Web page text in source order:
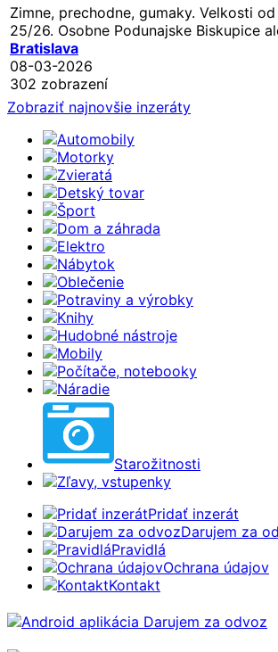
Zimne, prechodne, gumaky. Velkosti
25/26. Osobne Podunajske Biskupice
Bratislava
08-03-2026
302 zobrazení
Zobraziť najnovšie inzeráty
Automobily
Motorky
Zvieratá
Detský tovar
Šport
Dom a záhrada
Elektro
Nábytok
Oblečenie
Potraviny a výrobky
Knihy
Hudobné nástroje
Mobily
Počítače, notebooky
Náradie
Starožitnosti
Zľavy, vstupenky
Pridať inzerát
Darujem za
Pravidlá
Ochrana údajov
Kontakt